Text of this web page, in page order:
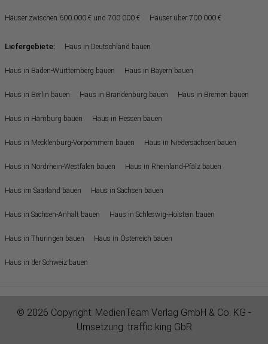
Häuser zwischen 600.000 € und 700.000 € Häuser über 700.000 €
Liefergebiete: Haus in Deutschland bauen
Haus in Baden-Württemberg bauen Haus in Bayern bauen
Haus in Berlin bauen Haus in Brandenburg bauen Haus in Bremen bauen
Haus in Hamburg bauen Haus in Hessen bauen
Haus in Mecklenburg-Vorpommern bauen Haus in Niedersachsen bauen
Haus in Nordrhein-Westfalen bauen Haus in Rheinland-Pfalz bauen
Haus im Saarland bauen Haus in Sachsen bauen
Haus in Sachsen-Anhalt bauen Haus in Schleswig-Holstein bauen
Haus in Thüringen bauen Haus in Österreich bauen
Haus in der Schweiz bauen
© 2026 Copyright: MedienTeam Verlag GmbH & Co. KG -
Umsetzung: traffic king GbR